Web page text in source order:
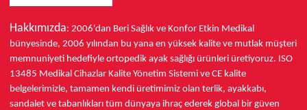
Hakkımızda: 2006'dan Beri Sağlık ve Konfor Etkin Medikal
bünyesinde, 2006 yılından bu yana en yüksek kalite ve mutlak müşteri
memnuniyeti hedefiyle ortopedik ayak sağlığı ürünleri üretiyoruz. ISO
13485 Medikal Cihazlar Kalite Yönetim Sistemi ve CE kalite
belgelerimizle, tamamen kendi üretimimiz olan terlik, ayakkabı,
sandalet ve tabanlıkları tüm dünyaya ihraç ederek global bir güven